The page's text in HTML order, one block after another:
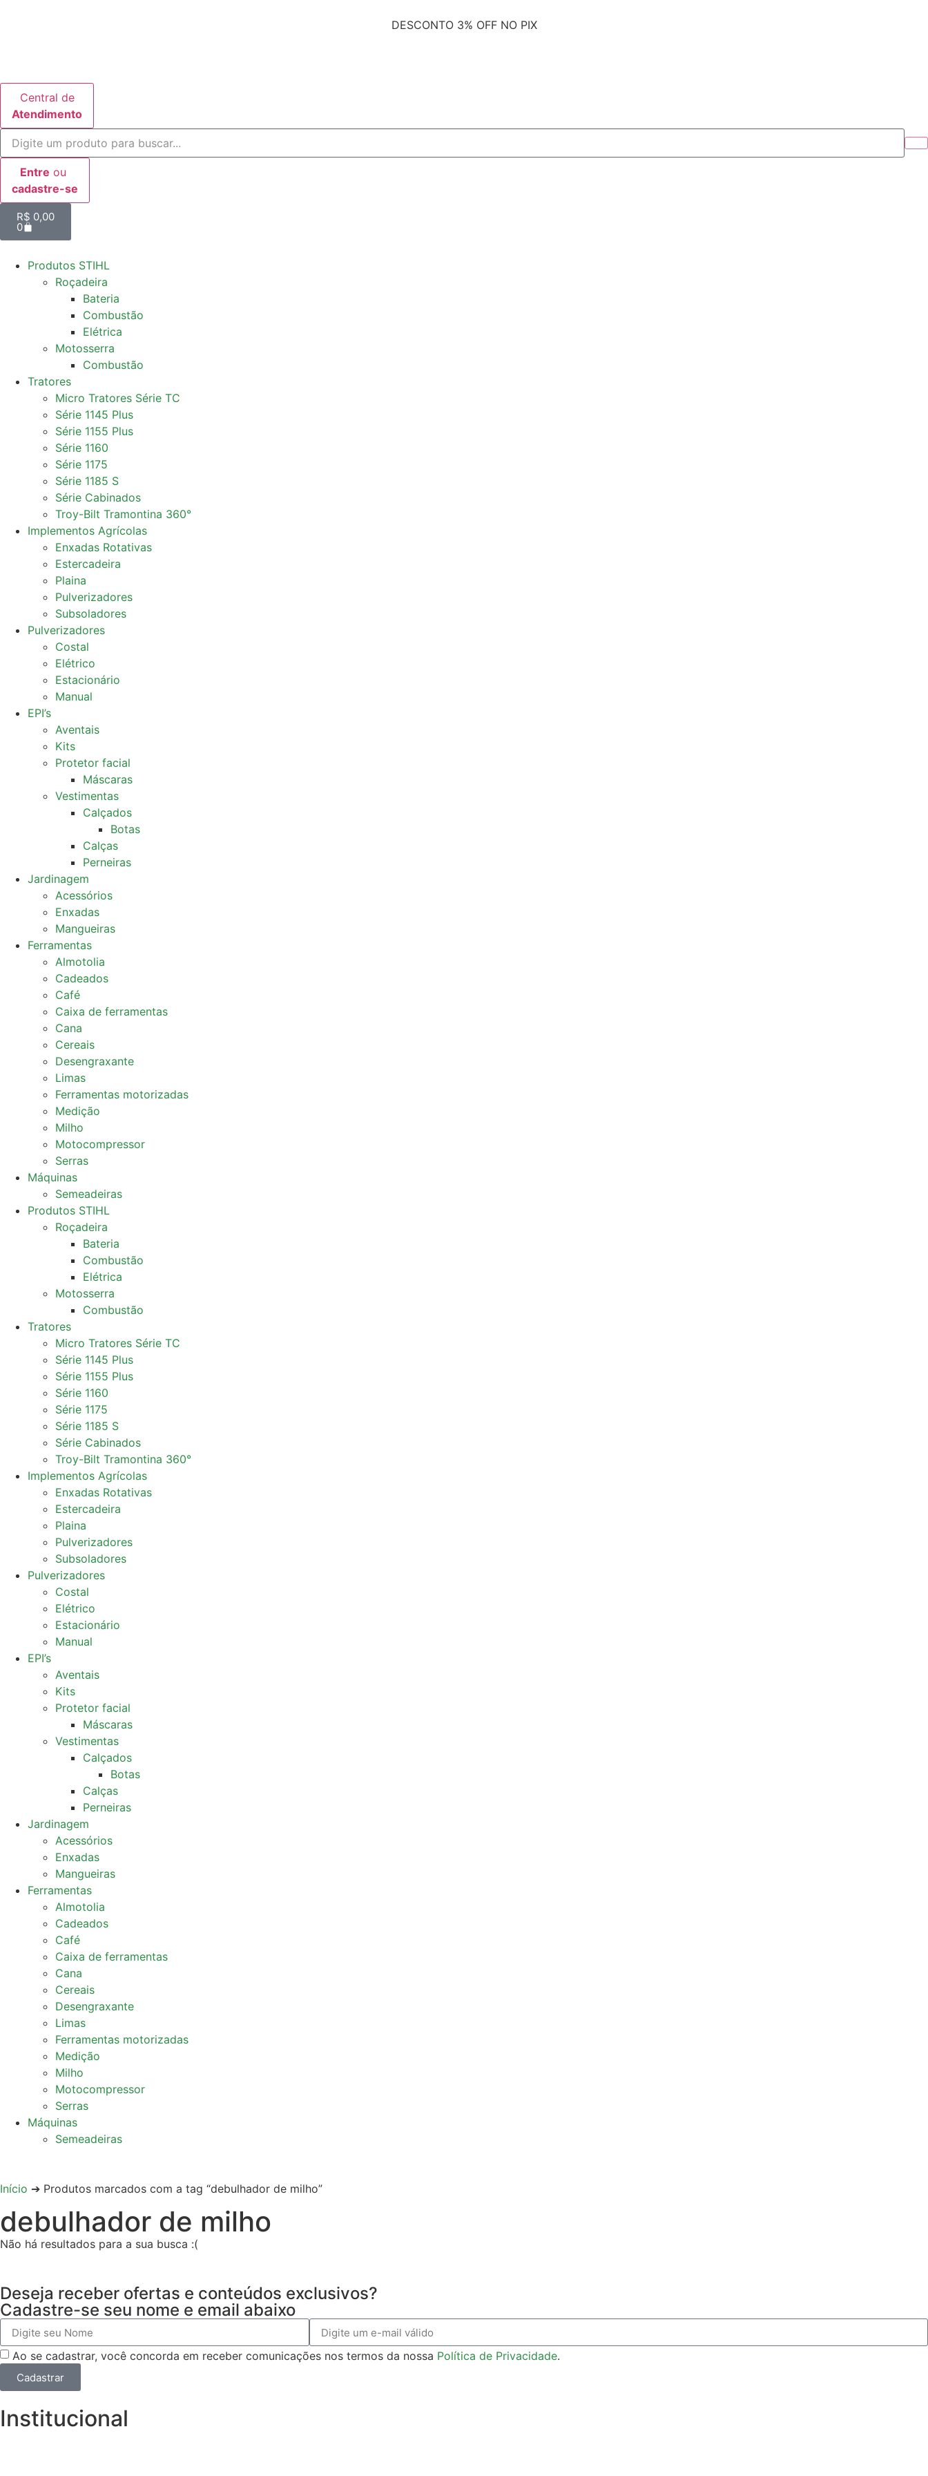
DESCONTO 3% OFF NO PIX
Central de
Atendimento
Entre ou
cadastre-se
R$ 0,00
0
Produtos STIHL
Roçadeira
Bateria
Combustão
Elétrica
Motosserra
Combustão
Tratores
Micro Tratores Série TC
Série 1145 Plus
Série 1155 Plus
Série 1160
Série 1175
Série 1185 S
Série Cabinados
Troy-Bilt Tramontina 360°
Implementos Agrícolas
Enxadas Rotativas
Estercadeira
Plaina
Pulverizadores
Subsoladores
Pulverizadores
Costal
Elétrico
Estacionário
Manual
EPI’s
Aventais
Kits
Protetor facial
Máscaras
Vestimentas
Calçados
Botas
Calças
Perneiras
Jardinagem
Acessórios
Enxadas
Mangueiras
Ferramentas
Almotolia
Cadeados
Café
Caixa de ferramentas
Cana
Cereais
Desengraxante
Limas
Ferramentas motorizadas
Medição
Milho
Motocompressor
Serras
Máquinas
Semeadeiras
Produtos STIHL
Roçadeira
Bateria
Combustão
Elétrica
Motosserra
Combustão
Tratores
Micro Tratores Série TC
Série 1145 Plus
Série 1155 Plus
Série 1160
Série 1175
Série 1185 S
Série Cabinados
Troy-Bilt Tramontina 360°
Implementos Agrícolas
Enxadas Rotativas
Estercadeira
Plaina
Pulverizadores
Subsoladores
Pulverizadores
Costal
Elétrico
Estacionário
Manual
EPI’s
Aventais
Kits
Protetor facial
Máscaras
Vestimentas
Calçados
Botas
Calças
Perneiras
Jardinagem
Acessórios
Enxadas
Mangueiras
Ferramentas
Almotolia
Cadeados
Café
Caixa de ferramentas
Cana
Cereais
Desengraxante
Limas
Ferramentas motorizadas
Medição
Milho
Motocompressor
Serras
Máquinas
Semeadeiras
Início ➔ Produtos marcados com a tag “debulhador de milho”
debulhador de milho
Não há resultados para a sua busca :(
Deseja receber ofertas e conteúdos exclusivos?
Cadastre-se seu nome e email abaixo
Ao se cadastrar, você concorda em receber comunicações nos termos da nossa Política de Privacidade.
Cadastrar
Institucional